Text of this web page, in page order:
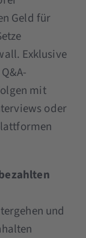
Geld für
Exklusive
mit
oder
und